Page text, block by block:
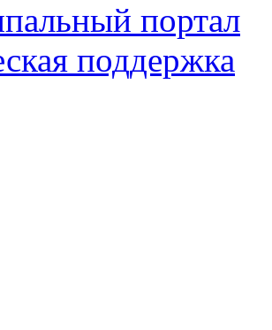
портал
поддержка